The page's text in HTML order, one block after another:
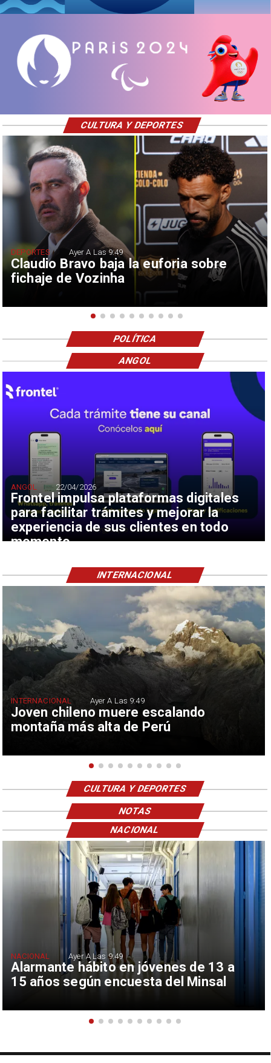
Claudio Bravo baja la euforia sobre
fichaje de Vozinha
DEPORTES Ayer A Las 9:49
CULTURA Y DEPORTES
POLÍTICA
Frontel impulsa plataformas digitales
para facilitar trámites y mejorar la
experiencia de sus clientes en todo
momento
ANGOL 22/04/2026
ANGOL
Joven chileno muere escalando
montaña más alta de Perú
INTERNACIONAL Ayer A Las 9:49
INTERNACIONAL
CULTURA Y DEPORTES
NOTAS
Alarmante hábito en jóvenes de 13 a
15 años según encuesta del Minsal
NACIONAL Ayer A Las 9:49
NACIONAL